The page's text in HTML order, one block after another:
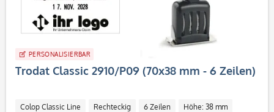
PERSONALISIERBAR
Trodat Classic 2910/P09 (70x38 mm - 6 Zeilen)
Colop Classic Line Rechteckig 6 Zeilen Höhe: 38 mm